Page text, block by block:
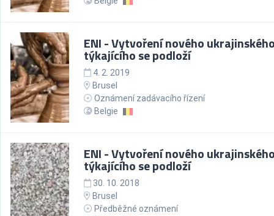
ENI - Vytvoření nového
týkajícího se podloží
4. 2. 2019
Brusel
Oznámení zadávacího řízení
Belgie
ENI - Vytvoření nového
týkajícího se podloží
30. 10. 2018
Brusel
Předběžné oznámení